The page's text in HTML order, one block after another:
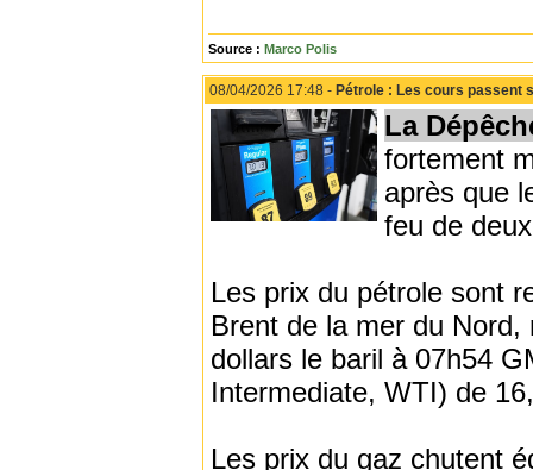
Source : Marco Polis
08/04/2026 17:48 - Pétrole : Les cours passent
La
fortement
après que
feu de
Les prix du pétrole ‌sont
Brent de la mer du
dollars le baril ⁠à 07h54
Intermediate, WTI) de
Les prix du gaz chutent